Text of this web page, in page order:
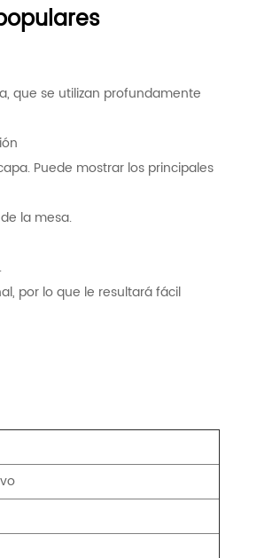
que se utilizan profundamente
Puede mostrar los principales
la mesa.
por lo que le resultará fácil